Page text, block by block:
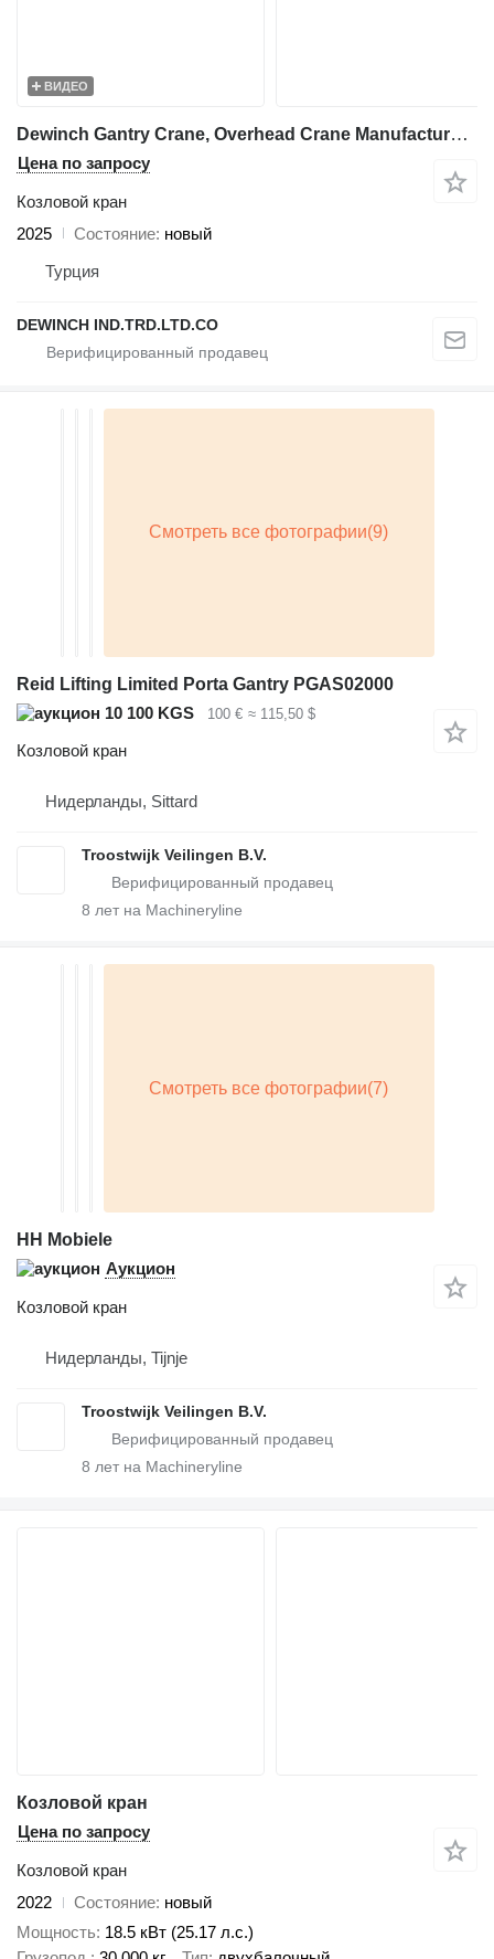
ВИДЕО
Dewinch Gantry Crane, Overhead Crane Manufacturer, Double Beam Cranes
Цена по запросу
Козловой кран
2025
Состояние новый
Турция
DEWINCH IND.TRD.LTD.CO
Reid Lifting Limited Porta Gantry PGAS02000
10 100 KGS
100 € ≈ 115,50 $
Козловой кран
Нидерланды, Sittard
Troostwijk Veilingen B.V.
8 лет на Machineryline
HH Mobiele
Аукцион
Козловой кран
Нидерланды, Tijnje
Troostwijk Veilingen B.V.
8 лет на Machineryline
Козловой кран
Цена по запросу
Козловой кран
2022
Состояние новый
Мощность 18.5 кВт (25.17 л.с.)